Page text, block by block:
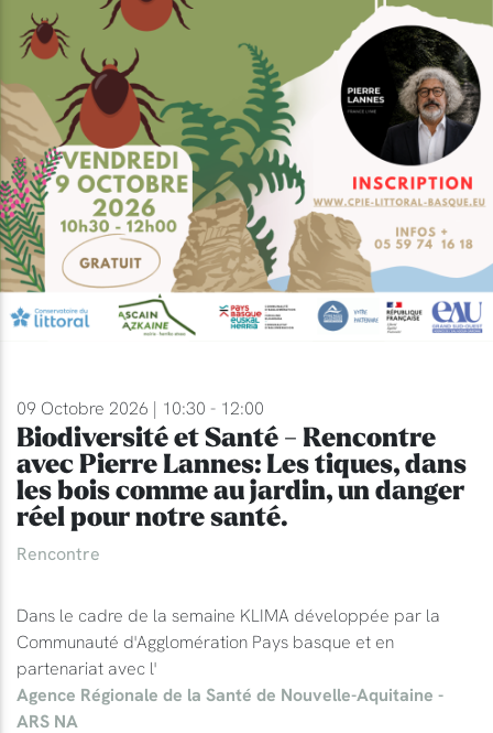
09 Octobre 2026 | 10:30 - 12:00
Biodiversité et Santé - Rencontre
avec Pierre Lannes: Les tiques, dans
les bois comme au jardin, un danger
réel pour notre santé.
Rencontre
Dans le cadre de la semaine KLIMA développée par la
Communauté d'Agglomération Pays basque et en
partenariat avec l'
Agence Régionale de la Santé de Nouvelle-Aquitaine -
ARS NA